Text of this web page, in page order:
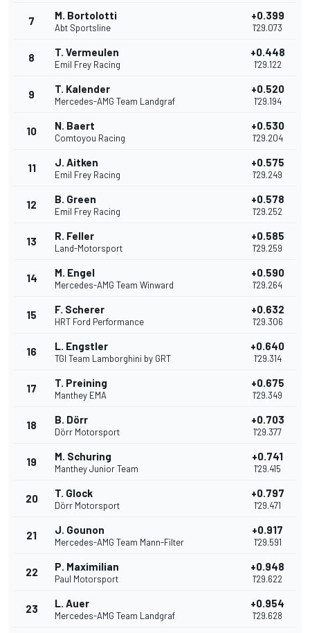
7 M. Bortolotti
Abt Sportsline
+0.399
1'29.073
8 T. Vermeulen
Emil Frey Racing
+0.448
1'29.122
9 T. Kalender
Mercedes-AMG Team Landgraf
+0.520
1'29.194
10 N. Baert
Comtoyou Racing
+0.530
1'29.204
11 J. Aitken
Emil Frey Racing
+0.575
1'29.249
12 B. Green
Emil Frey Racing
+0.578
1'29.252
13 R. Feller
Land-Motorsport
+0.585
1'29.259
14 M. Engel
Mercedes-AMG Team Winward
+0.590
1'29.264
15 F. Scherer
HRT Ford Performance
+0.632
1'29.306
16 L. Engstler
TGI Team Lamborghini by GRT
+0.640
1'29.314
17 T. Preining
Manthey EMA
+0.675
1'29.349
18 B. Dörr
Dörr Motorsport
+0.703
1'29.377
19 M. Schuring
Manthey Junior Team
+0.741
1'29.415
20 T. Glock
Dörr Motorsport
+0.797
1'29.471
21 J. Gounon
Mercedes-AMG Team Mann-Filter
+0.917
1'29.591
22 P. Maximilian
Paul Motorsport
+0.948
1'29.622
23 L. Auer
Mercedes-AMG Team Landgraf
+0.954
1'29.628